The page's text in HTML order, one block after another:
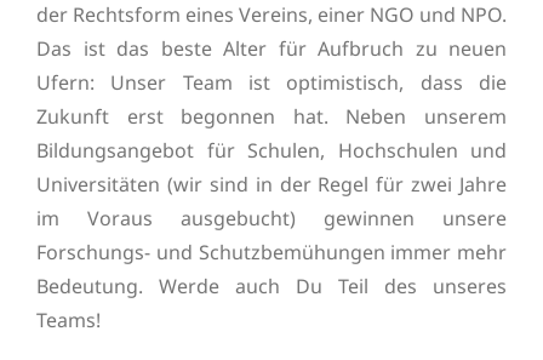
der Rechtsform eines Vereins, einer NGO und NPO.
Das ist das beste Alter für Aufbruch zu neuen
Ufern: Unser Team ist optimistisch, dass die
Zukunft erst begonnen hat. Neben unserem
Bildungsangebot für Schulen, Hochschulen und
Universitäten (wir sind in der Regel für zwei Jahre
im Voraus ausgebucht) gewinnen unsere
Forschungs- und Schutzbemühungen immer mehr
Bedeutung. Werde auch Du Teil des unseres
Teams!